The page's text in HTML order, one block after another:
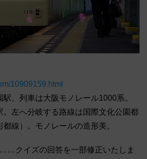
10909159.html
。列車は大阪モノレール1000系。
。左へ分岐する路線は国際文化公園都
線）。モノレールの造形美。
クイズの回答を一部修正いたしま